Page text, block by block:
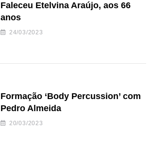
Faleceu Etelvina Araújo, aos 66
anos
24/03/2023
Formação ‘Body Percussion’ com
Pedro Almeida
20/03/2023